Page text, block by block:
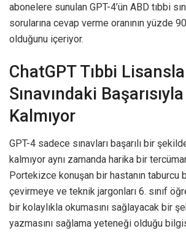
abonelere sunulan GPT-4’ün ABD tıbbi
sorularına cevap verme oranının yüzde
olduğunu içeriyor.
ChatGPT Tıbbi
Sınavındaki Başarısıyla
Kalmıyor
GPT-4 sadece sınavları başarılı bir
kalmıyor aynı zamanda harika bir
Portekizce konuşan bir hastanın taburcu
çevirmeye ve teknik jargonları 6. sınıf
bir kolaylıkla okumasını sağlayacak bir
yazmasını sağlama yeteneği olduğu